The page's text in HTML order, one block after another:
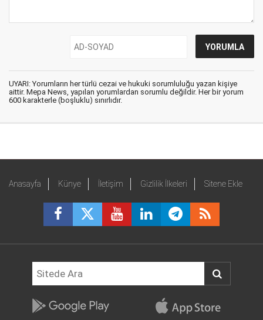
UYARI: Yorumların her türlü cezai ve hukuki sorumluluğu yazan kişiye
aittir. Mepa News, yapılan yorumlardan sorumlu değildir. Her bir yorum
600 karakterle (boşluklu) sınırlıdır.
Anasayfa Künye İletişim Gizlilik İlkeleri Sitene Ekle